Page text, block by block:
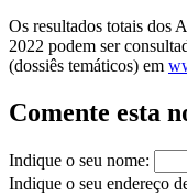
Os resultados totais dos
2022 podem ser
(dossiês temáticos) em
Comente esta
Indique o seu nome:
Indique o seu endereço